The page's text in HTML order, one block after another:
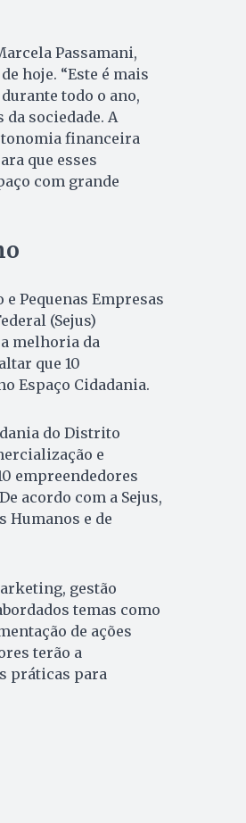
Passamani,
hoje. “Este é mais
todo o ano,
sociedade. A
financeira
que esses
com grande
Pequenas Empresas
(Sejus)
melhoria da
que 10
Espaço Cidadania.
do Distrito
e
empreendedores
acordo com a Sejus,
Humanos e de
gestão
temas como
de ações
terão a
práticas para